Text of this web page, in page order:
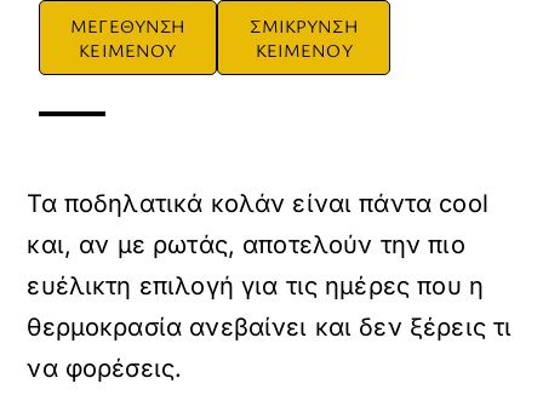
ΜΕΓΕΘΥΝΣΗ
ΚΕΙΜΕΝΟΥ
ΣΜΙΚΡΥΝΣΗ
ΚΕΙΜΕΝΟΥ
Τα ποδηλατικά κολάν είναι πάντα cool
και, αν με ρωτάς, αποτελούν την πιο
ευέλικτη επιλογή για τις ημέρες που η
θερμοκρασία ανεβαίνει και δεν ξέρεις τι
να φορέσεις.